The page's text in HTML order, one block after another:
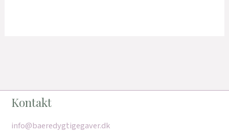
Kontakt
info@baeredygtigegaver.dk